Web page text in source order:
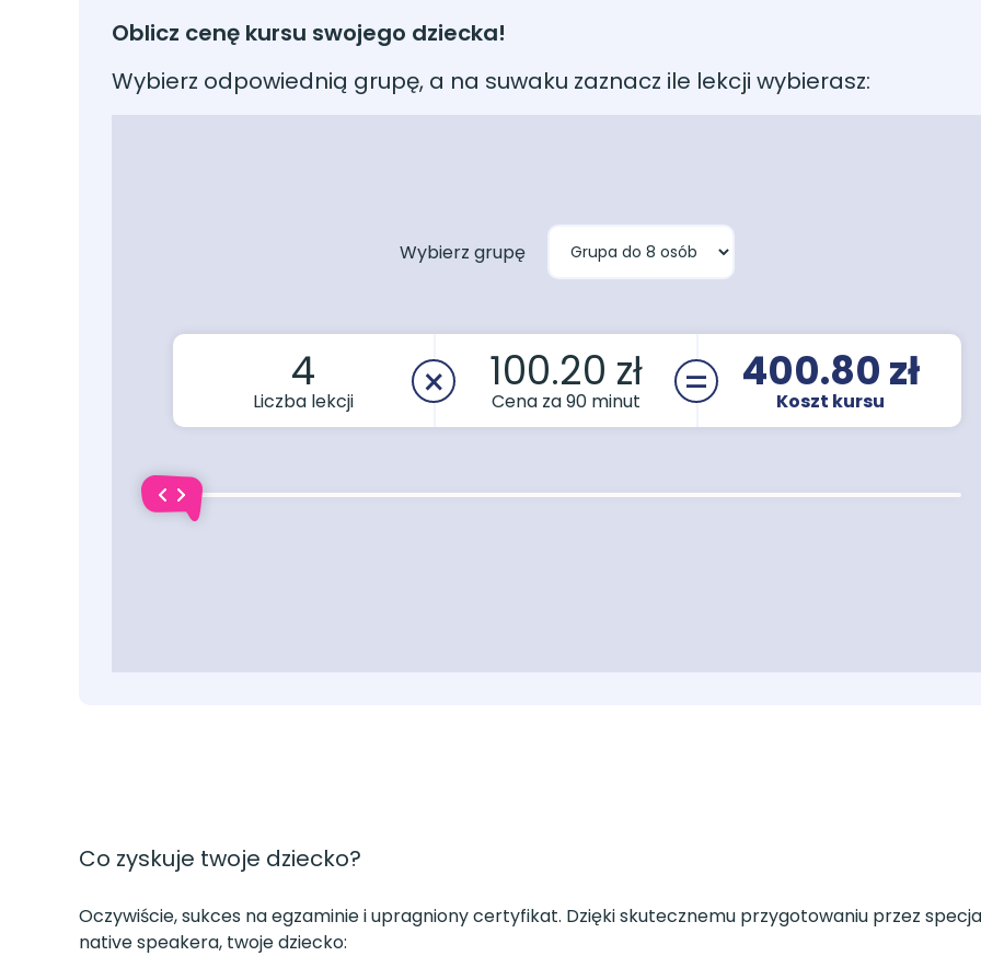
Oblicz cenę kursu swojego dziecka!
Wybierz odpowiednią grupę, a na suwaku zaznacz ile lekcji wybierasz:
Wybierz grupę
4
Liczba lekcji
100.20 zł
Cena za 90 minut
400.80 zł
Koszt kursu
Co zyskuje twoje dziecko?
Oczywiście, sukces na egzaminie i upragniony certyfikat. Dzięki skutecznemu przygotowaniu przez
native speakera, twoje dziecko: